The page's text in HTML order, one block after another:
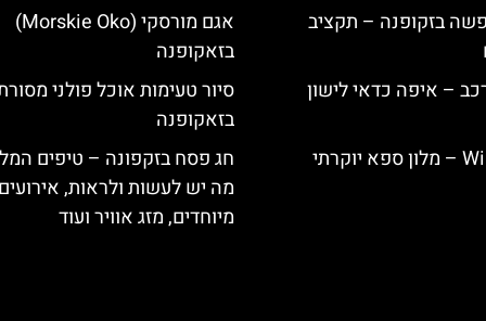
בזקופנה – תקציב
– איפה כדאי לישון
Willa Elżbiecin – מלון ספא יוקרתי
אגם מורסקי (Morskie Oko)
בזאקופנה
סיור טעימות אוכל פולני
בזאקופנה
חג פסח בזקפונה – טיפים
מה יש לעשות ולראות,
מיוחדים, מזג אוויר ועוד